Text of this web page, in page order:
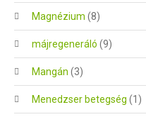
Magnézium (8)
májregeneráló (9)
Mangán (3)
Menedzser betegség (1)